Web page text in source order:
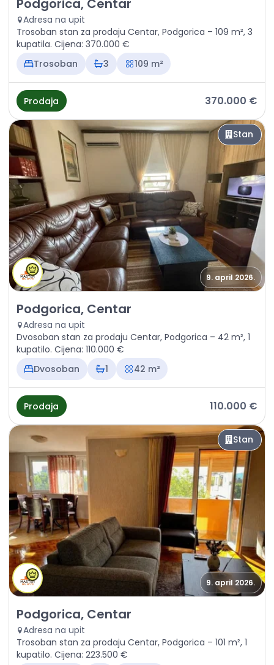
Podgorica, Centar
Adresa na upit
Trosoban stan za prodaju Centar, Podgorica – 109 m², 3
kupatila. Cijena: 370.000 €
Trosoban
3 109 m²
Prodaja 370.000 €
Stan
9. april 2026.
Prodaja - Stan Podgorica, Centar
Podgorica, Centar
Adresa na upit
Dvosoban stan za prodaju Centar, Podgorica – 42 m², 1
kupatilo. Cijena: 110.000 €
Dvosoban
1 42 m²
Prodaja 110.000 €
Stan
9. april 2026.
Prodaja - Stan Podgorica, Centar
Podgorica, Centar
Adresa na upit
Trosoban stan za prodaju Centar, Podgorica – 101 m², 1
kupatilo. Cijena: 223.500 €